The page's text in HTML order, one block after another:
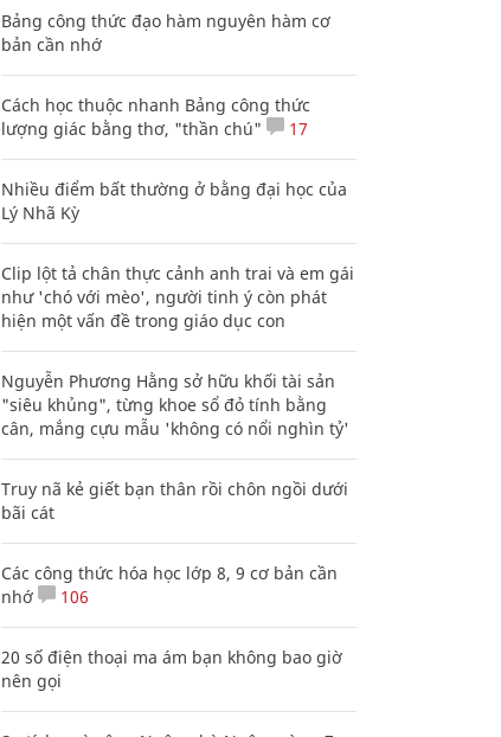
Bảng công thức đạo hàm nguyên hàm cơ
bản cần nhớ
Cách học thuộc nhanh Bảng công thức
lượng giác bằng thơ, "thần chú"
17
Nhiều điểm bất thường ở bằng đại học của
Lý Nhã Kỳ
Clip lột tả chân thực cảnh anh trai và em gái
như 'chó với mèo', người tinh ý còn phát
hiện một vấn đề trong giáo dục con
Nguyễn Phương Hằng sở hữu khối tài sản
"siêu khủng", từng khoe sổ đỏ tính bằng
cân, mắng cựu mẫu 'không có nổi nghìn tỷ'
Truy nã kẻ giết bạn thân rồi chôn ngồi dưới
bãi cát
Các công thức hóa học lớp 8, 9 cơ bản cần
nhớ
106
20 số điện thoại ma ám bạn không bao giờ
nên gọi